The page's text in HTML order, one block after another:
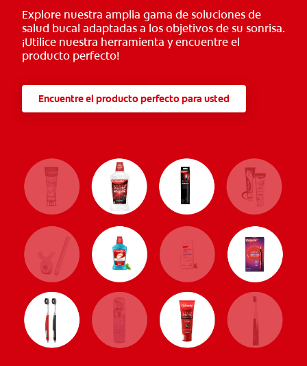
Explore nuestra amplia gama de soluciones de
salud bucal adaptadas a los objetivos de su sonrisa.
¡Utilice nuestra herramienta y encuentre el
producto perfecto!
Encuentre el producto perfecto para usted